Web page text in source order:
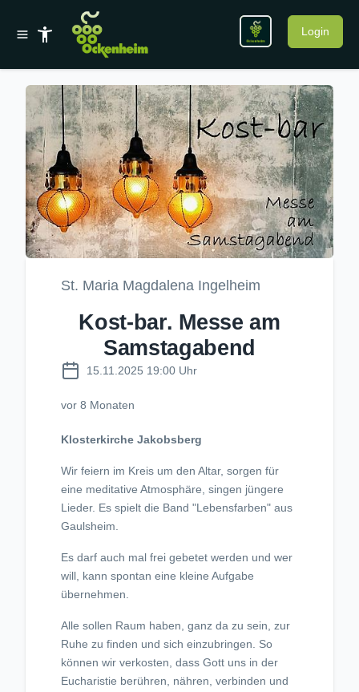
Login
St. Maria Magdalena Ingelheim
Kost-bar. Messe am
Samstagabend
15.11.2025 19:00 Uhr
vor 8 Monaten
Klosterkirche Jakobsberg
Wir feiern im Kreis um den Altar, sorgen für
eine meditative Atmosphäre, singen jüngere
Lieder. Es spielt die Band "Lebensfarben" aus
Gaulsheim.
Es darf auch mal frei gebetet werden und wer
will, kann spontan eine kleine Aufgabe
übernehmen.
Alle sollen Raum haben, ganz da zu sein, zur
Ruhe zu finden und sich einzubringen. So
können wir verkosten, dass Gott uns in der
Eucharistie berühren, nähren, verbinden und